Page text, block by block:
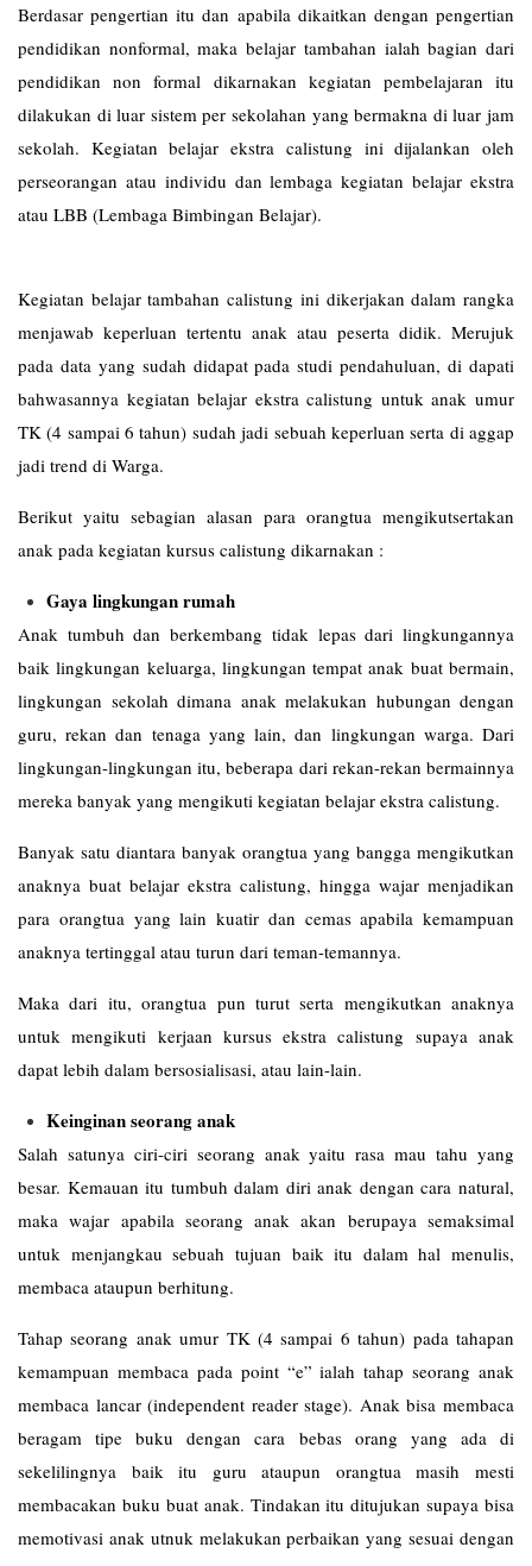
Berdasar pengertian itu dan apabila dikaitkan dengan pengertian
pendidikan nonformal, maka belajar tambahan ialah bagian dari
pendidikan non formal dikarnakan kegiatan pembelajaran itu
dilakukan di luar sistem per sekolahan yang bermakna di luar jam
sekolah. Kegiatan belajar ekstra calistung ini dijalankan oleh
perseorangan atau individu dan lembaga kegiatan belajar ekstra
atau LBB (Lembaga Bimbingan Belajar).
Kegiatan belajar tambahan calistung ini dikerjakan dalam rangka
menjawab keperluan tertentu anak atau peserta didik. Merujuk
pada data yang sudah didapat pada studi pendahuluan, di dapati
bahwasannya kegiatan belajar ekstra calistung untuk anak umur
TK (4 sampai 6 tahun) sudah jadi sebuah keperluan serta di aggap
jadi trend di Warga.
Berikut yaitu sebagian alasan para orangtua mengikutsertakan
anak pada kegiatan kursus calistung dikarnakan :
Gaya lingkungan rumah
Anak tumbuh dan berkembang tidak lepas dari lingkungannya
baik lingkungan keluarga, lingkungan tempat anak buat bermain,
lingkungan sekolah dimana anak melakukan hubungan dengan
guru, rekan dan tenaga yang lain, dan lingkungan warga. Dari
lingkungan-lingkungan itu, beberapa dari rekan-rekan bermainnya
mereka banyak yang mengikuti kegiatan belajar ekstra calistung.
Banyak satu diantara banyak orangtua yang bangga mengikutkan
anaknya buat belajar ekstra calistung, hingga wajar menjadikan
para orangtua yang lain kuatir dan cemas apabila kemampuan
anaknya tertinggal atau turun dari teman-temannya.
Maka dari itu, orangtua pun turut serta mengikutkan anaknya
untuk mengikuti kerjaan kursus ekstra calistung supaya anak
dapat lebih dalam bersosialisasi, atau lain-lain.
Keinginan seorang anak
Salah satunya ciri-ciri seorang anak yaitu rasa mau tahu yang
besar. Kemauan itu tumbuh dalam diri anak dengan cara natural,
maka wajar apabila seorang anak akan berupaya semaksimal
untuk menjangkau sebuah tujuan baik itu dalam hal menulis,
membaca ataupun berhitung.
Tahap seorang anak umur TK (4 sampai 6 tahun) pada tahapan
kemampuan membaca pada point “e” ialah tahap seorang anak
membaca lancar (independent reader stage). Anak bisa membaca
beragam tipe buku dengan cara bebas orang yang ada di
sekelilingnya baik itu guru ataupun orangtua masih mesti
membacakan buku buat anak. Tindakan itu ditujukan supaya bisa
memotivasi anak utnuk melakukan perbaikan yang sesuai dengan